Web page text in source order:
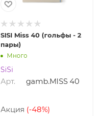
SISI Miss 40 (гольфы - 2
пары)
Много
SiSi
Арт. gamb.MISS 40
Акция (-48%)